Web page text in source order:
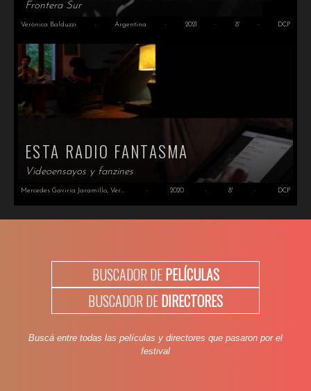
Frontera Sur
Verónica Balduzzi · Argentina · 2021 · 8' · DCP
ESTA RADIO FANTASMA
Videoensayos y fanzines
Mercedes Gaviria Jaramillo, Verónica Balduzzi · 2020 · 8' · DCP
BUSCADOR DEPELÍCULAS
BUSCADOR DEDIRECTORES
Buscá entre todas las películas y directores que pasaron por el
festival